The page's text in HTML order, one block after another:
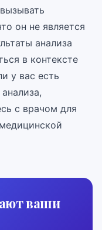
он не является
анализа
в контексте
у вас есть
с врачом для
ваши